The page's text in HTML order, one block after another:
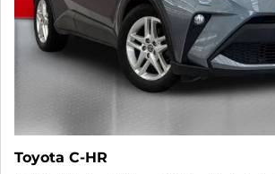
Toyota C-HR